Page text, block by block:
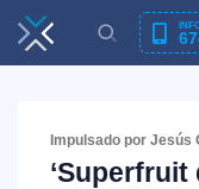
Impulsado por Jesús
‘Superfruit